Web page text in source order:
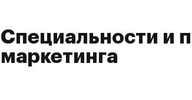
Специальности и
маркетинга